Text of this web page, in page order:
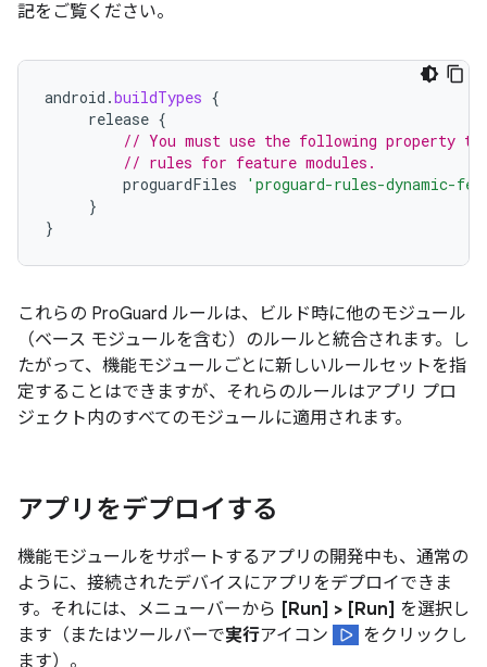
記をご覧ください。
android .buildTypes {
release {
// You must use the following property
// rules for feature modules.
proguardFiles
'proguard-rules-dynamic-
}
}
これらの ProGuard ルールは、ビルド時に他のモジュール
（ベース モジュールを含む）のルールと統合されます。し
たがって、機能モジュールごとに新しいルールセットを指
定することはできますが、それらのルールはアプリ プロ
ジェクト内のすべてのモジュールに適用されます。
アプリをデプロイする
機能モジュールをサポートするアプリの開発中も、通常の
ように、接続されたデバイスにアプリをデプロイできま
す。それには、メニューバーから [Run] > [Run] を選択し
ます（またはツールバーで実行アイコン
をクリックし
ます）。